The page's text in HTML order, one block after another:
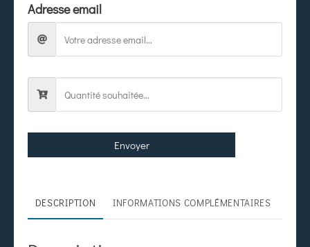
Adresse email
Envoyer
DESCRIPTION INFORMATIONS COMPLÉMENTAIRES